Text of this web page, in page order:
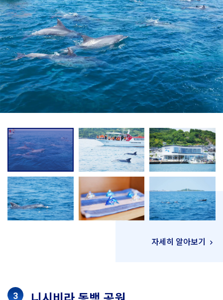
자세히 알아보기